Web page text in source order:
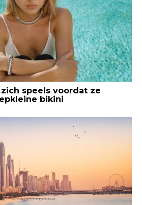
speels voordat ze
bikini